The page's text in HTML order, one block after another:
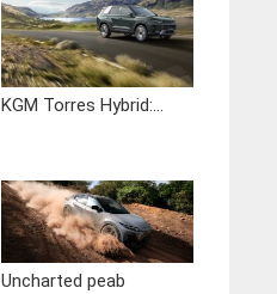
KGM Torres Hybrid:...
Uncharted peab